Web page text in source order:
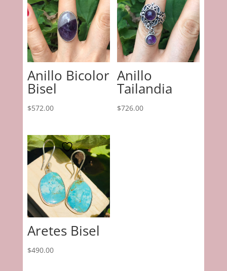
Anillo Bicolor
Bisel
$572.00
Anillo
Tailandia
$726.00
Aretes Bisel
$490.00